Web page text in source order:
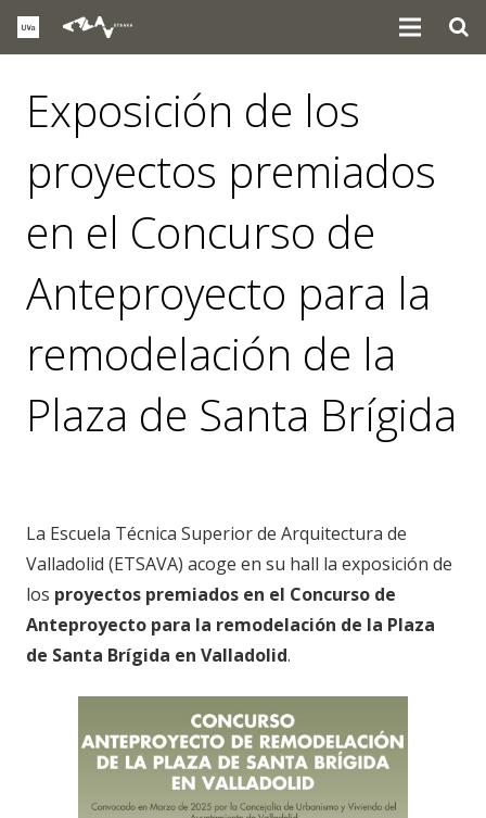
Exposición de los
proyectos premiados
en el Concurso de
Anteproyecto para la
remodelación de la
Plaza de Santa Brígida
La Escuela Técnica Superior de Arquitectura de
Valladolid (ETSAVA) acoge en su hall la exposición de
los proyectos premiados en el Concurso de
Anteproyecto para la remodelación de la Plaza
de Santa Brígida en Valladolid.